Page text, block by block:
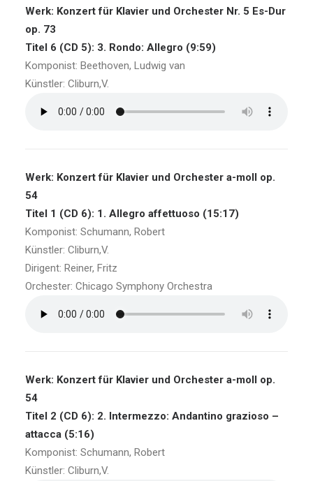
Werk: Konzert für Klavier und Orchester Nr. 5 Es-Dur
op. 73
Titel 6 (CD 5): 3. Rondo: Allegro (9:59)
Komponist: Beethoven, Ludwig van
Künstler: Cliburn,V.
Werk: Konzert für Klavier und Orchester a-moll op.
54
Titel 1 (CD 6): 1. Allegro affettuoso (15:17)
Komponist: Schumann, Robert
Künstler: Cliburn,V.
Dirigent: Reiner, Fritz
Orchester: Chicago Symphony Orchestra
Werk: Konzert für Klavier und Orchester a-moll op.
54
Titel 2 (CD 6): 2. Intermezzo: Andantino grazioso –
attacca (5:16)
Komponist: Schumann, Robert
Künstler: Cliburn,V.